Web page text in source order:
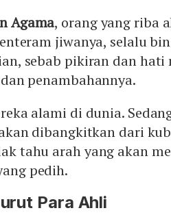
Agama, orang yang riba
jiwanya, selalu
sebab pikiran dan hati
penambahannya.
alami di dunia.
dibangkitkan dari
tahu arah yang akan
pedih.
Para Ahli